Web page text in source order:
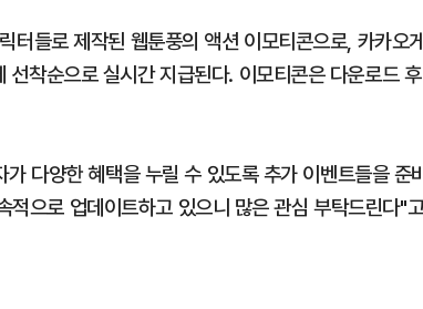
터들로 제작된 웹툰풍의 액션 이모티콘으로, 카카오
착순으로 실시간 지급된다. 이모티콘은 다운로드 후
다양한 혜택을 누릴 수 있도록 추가 이벤트들을 준
으로 업데이트하고 있으니 많은 관심 부탁드린다"